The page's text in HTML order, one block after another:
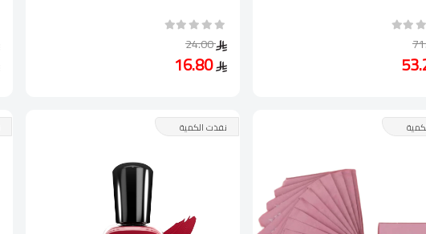
24.00
16.80
نفذت الكمية